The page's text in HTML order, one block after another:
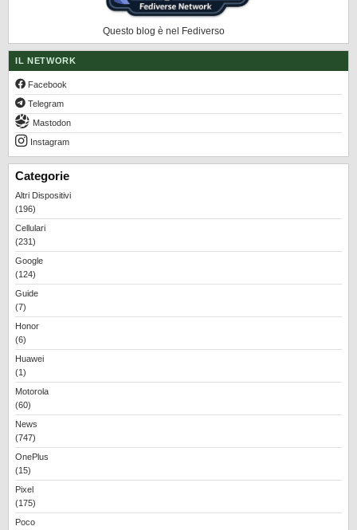
Questo blog è nel Fediverso
IL NETWORK
Facebook
Telegram
Mastodon
Instagram
Categorie
Altri Dispositivi
(196)
Cellulari
(231)
Google
(124)
Guide
(7)
Honor
(6)
Huawei
(1)
Motorola
(60)
News
(747)
OnePlus
(15)
Pixel
(175)
Poco